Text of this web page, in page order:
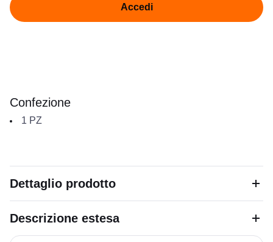
Accedi
Confezione
1 PZ
Dettaglio prodotto
Descrizione estesa